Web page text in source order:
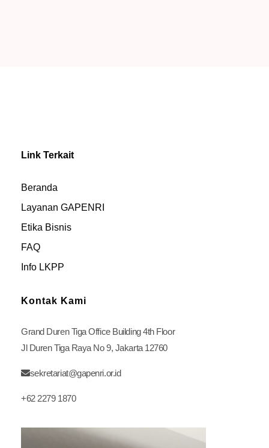
Link Terkait
Beranda
Layanan GAPENRI
Etika Bisnis
FAQ
Info LKPP
Kontak Kami
Grand Duren Tiga Office Building 4th Floor
Jl Duren Tiga Raya No 9, Jakarta 12760
sekretariat@gapenri.or.id
+62 2279 1870